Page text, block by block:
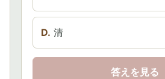
D. 清
答えを見る